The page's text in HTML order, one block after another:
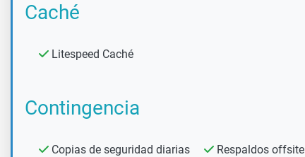
Caché
Litespeed Caché
Contingencia
Copias de seguridad diarias Respaldos offsite